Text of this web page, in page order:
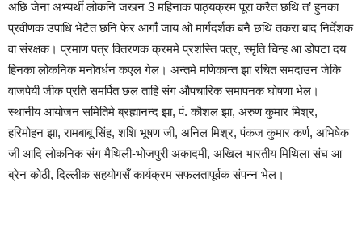
अछि जेना अभ्यर्थी लोकनि जखन 3 महिनाक पाठ्यक्रम पूरा करैत छथि त’ हुनका
प्रवीणक उपाधि भेटैत छनि फेर आगाँ जाय ओ मार्गदर्शक बनै छथि तकरा बाद निर्देशक
वा संरक्षक। प्रमाण पत्र वितरणक क्रममे प्रशस्ति पत्र, स्मृति चिन्ह आ डोपटा दय
हिनका लोकनिक मनोवर्धन कएल गेल। अन्तमे मणिकान्त झा रचित समदाउन जेकि
वाजपेयी जीक प्रति समर्पित छल ताहि संग औपचारिक समापनक घोषणा भेल।
स्थानीय आयोजन समितिमे ब्रह्मानन्द झा, पं. कौशल झा, अरुण कुमार मिश्र,
हरिमोहन झा, रामबाबू सिंह, शशि भूषण जी, अनिल मिश्र, पंकज कुमार कर्ण, अभिषेक
जी आदि लोकनिक संग मैथिली-भोजपुरी अकादमी, अखिल भारतीय मिथिला संघ आ
ब्रेन कोठी, दिल्लीक सहयोगसँ कार्यक्रम सफलतापूर्वक संपन्न भेल।